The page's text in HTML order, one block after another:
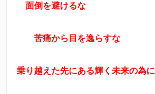
面倒を避けるな
苦痛から目を逸らすな
乗り越えた先にある輝く未来の為に